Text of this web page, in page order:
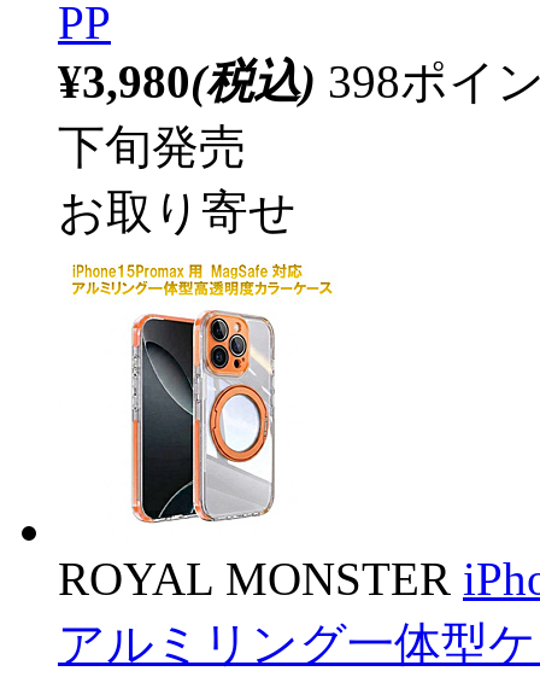
PP
¥3,980(税込) 398ポイ
下旬発売
お取り寄せ
ROYAL MONSTER
アルミリング一体型